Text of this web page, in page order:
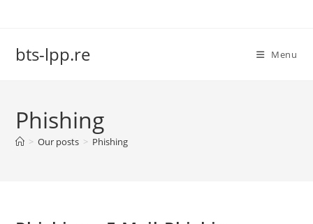
bts-lpp.re Menu
Phishing
> Our posts > Phishing